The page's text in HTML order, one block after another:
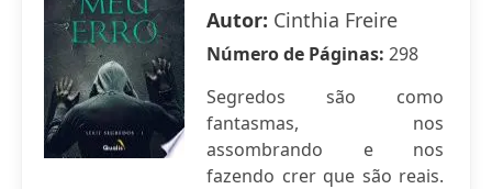
Autor: Cinthia Freire
Número de Páginas: 298
Segredos são como
fantasmas, nos
assombrando e nos
fazendo crer que são reais.